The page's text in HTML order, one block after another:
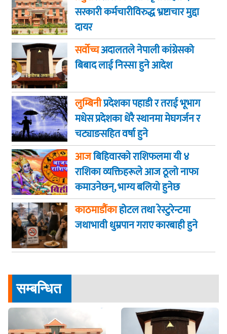
सरकारी कर्मचारीविरुद्ध भ्रष्टाचार मुद्दा
दायर
सर्वोच्चअदालतले नेपाली कांग्रेसको
बिबाद लाई निस्सा हुने आदेश
लुम्बिनीप्रदेशका पहाडी र तराई भूभाग
मधेस प्रदेशका धेरै स्थानमा मेघगर्जन र
चट्याङसहित वर्षा हुने
आजबिहिवारकाे राशिफलमा यी ४
राशिका व्यक्तिहरूले आज ठूलो नाफा
कमाउनेछन्, भाग्य बलियो हुनेछ
काठमाडौंकाहोटल तथा रेस्टुरेन्टमा
जथाभावी धुम्रपान गराए कारबाही हुने
सम्बन्धित